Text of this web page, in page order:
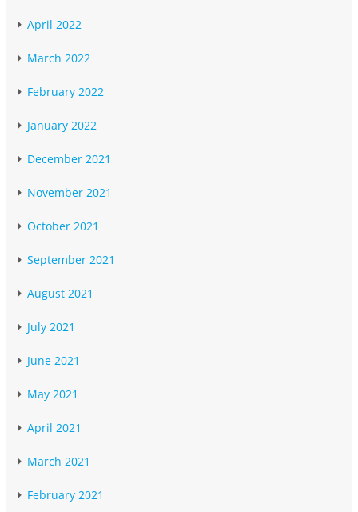
April 2022
March 2022
February 2022
January 2022
December 2021
November 2021
October 2021
September 2021
August 2021
July 2021
June 2021
May 2021
April 2021
March 2021
February 2021